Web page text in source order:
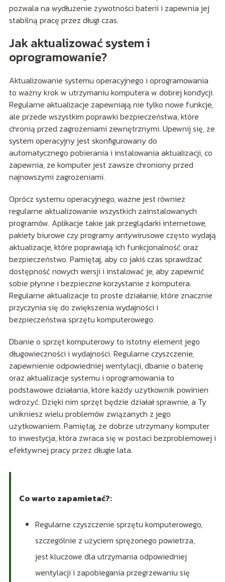
pozwala na wydłużenie żywotności baterii i zapewnia jej
stabilną pracę przez długi czas.
Jak aktualizować system i
oprogramowanie?
Aktualizowanie systemu operacyjnego i oprogramowania
to ważny krok w utrzymaniu komputera w dobrej kondycji.
Regularne aktualizacje zapewniają nie tylko nowe funkcje,
ale przede wszystkim poprawki bezpieczeństwa, które
chronią przed zagrożeniami zewnętrznymi. Upewnij się, że
system operacyjny jest skonfigurowany do
automatycznego pobierania i instalowania aktualizacji, co
zapewnia, że komputer jest zawsze chroniony przed
najnowszymi zagrożeniami.
Oprócz systemu operacyjnego, ważne jest również
regularne aktualizowanie wszystkich zainstalowanych
programów. Aplikacje takie jak przeglądarki internetowe,
pakiety biurowe czy programy antywirusowe często wydają
aktualizacje, które poprawiają ich funkcjonalność oraz
bezpieczeństwo. Pamiętaj, aby co jakiś czas sprawdzać
dostępność nowych wersji i instalować je, aby zapewnić
sobie płynne i bezpieczne korzystanie z komputera.
Regularne aktualizacje to proste działanie, które znacznie
przyczynia się do zwiększenia wydajności i
bezpieczeństwa sprzętu komputerowego.
Dbanie o sprzęt komputerowy to istotny element jego
długowieczności i wydajności. Regularne czyszczenie,
zapewnienie odpowiedniej wentylacji, dbanie o baterię
oraz aktualizacje systemu i oprogramowania to
podstawowe działania, które każdy użytkownik powinien
wdrożyć. Dzięki nim sprzęt będzie działał sprawnie, a Ty
unikniesz wielu problemów związanych z jego
użytkowaniem. Pamiętaj, że dobrze utrzymany komputer
to inwestycja, która zwraca się w postaci bezproblemowej i
efektywnej pracy przez długie lata.
Co warto zapamietać?:
Regularne czyszczenie sprzętu komputerowego,
szczególnie z użyciem sprężonego powietrza,
jest kluczowe dla utrzymania odpowiedniej
wentylacji i zapobiegania przegrzewaniu się